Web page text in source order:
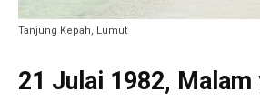
Tanjung Kepah, Lumut
21 Julai 1982, Malam